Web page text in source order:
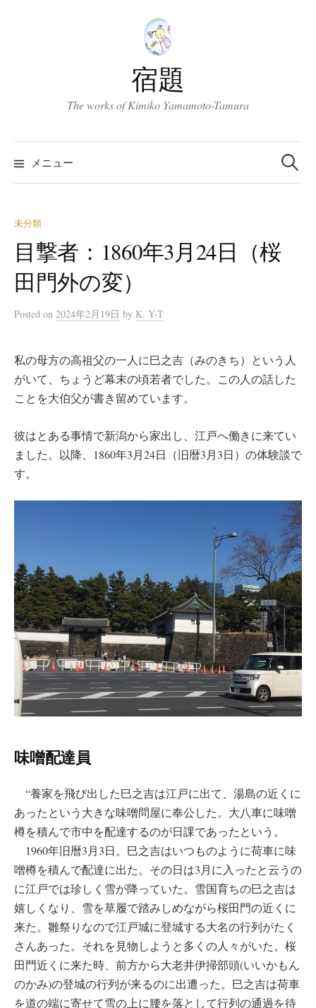
キ
ッ
プ
宿題
The works of Kimiko Yamamoto-Tamura
メニュー
検
索:
未分類
目撃者：1860年3月24日（桜
田門外の変）
Posted on 2024年2月19日 by K. Y-T
私の母方の高祖父の一人に巳之吉（みのきち）という人
がいて、ちょうど幕末の頃若者でした。この人の話した
ことを大伯父が書き留めています。
彼はとある事情で新潟から家出し、江戸へ働きに来てい
ました。以降、1860年3月24日（旧暦3月3日）の体験談で
す。
味噌配達員
“養家を飛び出した巳之吉は江戸に出て、湯島の近くに
あったという大きな味噌問屋に奉公した。大八車に味噌
樽を積んで市中を配達するのが日課であったという。
1960年旧暦3月3日。巳之吉はいつものように荷車に味
噌樽を積んで配達に出た。その日は3月に入ったと云うの
に江戸では珍しく雪が降っていた。雪国育ちの巳之吉は
嬉しくなり、雪を草履で踏みしめながら桜田門の近くに
来た。雛祭りなので江戸城に登城する大名の行列がたく
さんあった。それを見物しようと多くの人々がいた。桜
田門近くに来た時、前方から大老井伊掃部頭(いいかもん
のかみ)の登城の行列が来るのに出遭った。巳之吉は荷車
を道の端に寄せて雪の上に腰を落として行列の通過を待